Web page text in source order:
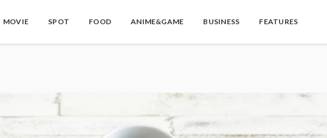
MOVIE SPOT FOOD ANIME&GAME BUSINESS FEATURES